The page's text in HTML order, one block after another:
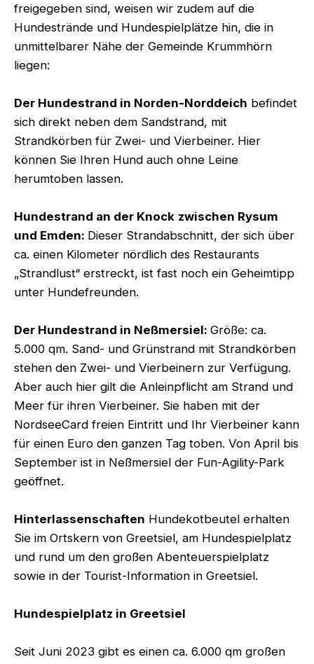
freigegeben sind, weisen wir zudem auf die
Hundestrände und Hundespielplätze hin, die in
unmittelbarer Nähe der Gemeinde Krummhörn
liegen:
Der Hundestrand in Norden-Norddeich befindet
sich direkt neben dem Sandstrand, mit
Strandkörben für Zwei- und Vierbeiner. Hier
können Sie Ihren Hund auch ohne Leine
herumtoben lassen.
Hundestrand an der Knock zwischen Rysum
und Emden: Dieser Strandabschnitt, der sich über
ca. einen Kilometer nördlich des Restaurants
„Strandlust“ erstreckt, ist fast noch ein Geheimtipp
unter Hundefreunden.
Der Hundestrand in Neßmersiel: Größe: ca.
5.000 qm. Sand- und Grünstrand mit Strandkörben
stehen den Zwei- und Vierbeinern zur Verfügung.
Aber auch hier gilt die Anleinpflicht am Strand und
Meer für ihren Vierbeiner. Sie haben mit der
NordseeCard freien Eintritt und Ihr Vierbeiner kann
für einen Euro den ganzen Tag toben. Von April bis
September ist in Neßmersiel der Fun-Agility-Park
geöffnet.
Hinterlassenschaften Hundekotbeutel erhalten
Sie im Ortskern von Greetsiel, am Hundespielplatz
und rund um den großen Abenteuerspielplatz
sowie in der Tourist-Information in Greetsiel.
Hundespielplatz in Greetsiel
Seit Juni 2023 gibt es einen ca. 6.000 qm großen